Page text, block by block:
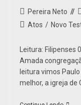
Pereira Neto
Atos / Novo
Leitura:
Amada
leitura vimos
melhor, a igreja de